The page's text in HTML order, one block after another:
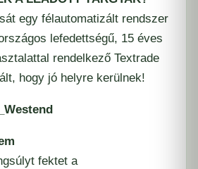
egy félautomatizált rendszer
lefedettségű, 15 éves
rendelkező Textrade
hogy jó helyre kerülnek!
fektet a